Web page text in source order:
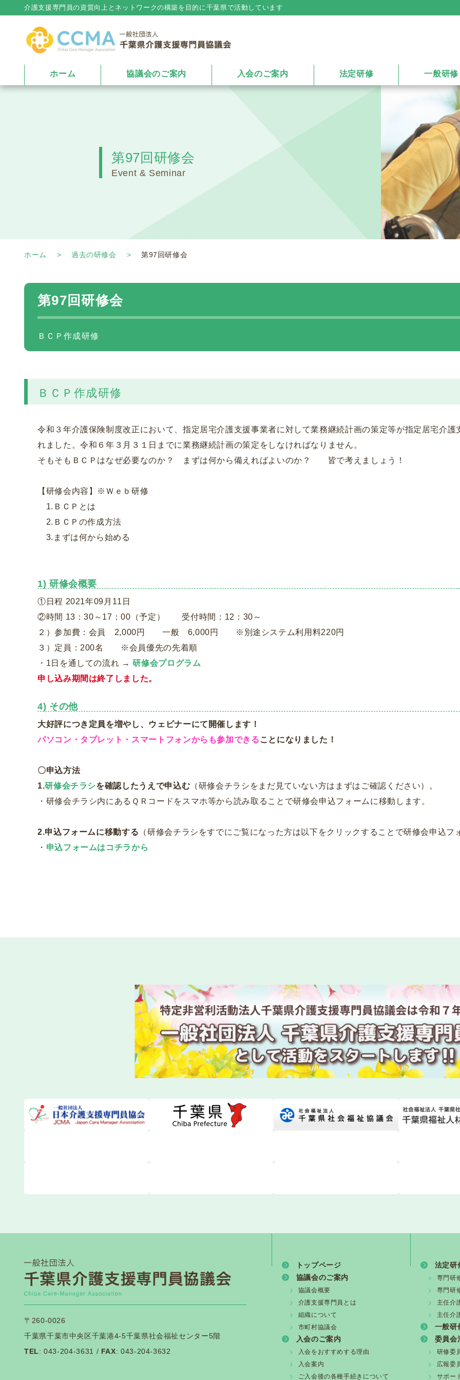
介護⽀援専⾨員の資質向上とネットワークの構築を⽬的に千葉県で活動しています
ホーム 協議会のご案内 入会のご案内 法定研修 一般研修
第97回研修会
Event & Seminar
ホーム 過去の研修会 第97回研修会
第97回研修会
ＢＣＰ作成研修
ＢＣＰ作成研修
令和３年介護保険制度改正において、指定居宅介護支援事業者に対して業務継続計画の策定等が指定居宅介
れました。令和６年３月３１日までに業務継続計画の策定をしなければなりません。
そもそもＢＣＰはなぜ必要なのか？ まずは何から備えればよいのか？ 皆で考えましょう！
【研修会内容】※Ｗｅｂ研修
1.ＢＣＰとは
2.ＢＣＰの作成方法
3.まずは何から始める
1) 研修会概要
①日程 2021年09月11日
②時間 13：30～17：00（予定） 受付時間：12：30～
２）参加費：会員 2,000円 一般 6,000円 ※別途システム利用料220円
３）定員：200名 ※会員優先の先着順
・1日を通しての流れ →研修会プログラム
申し込み期間は終了しました。
4) その他
大好評につき定員を増やし、ウェビナーにて開催します！
パソコン・タブレット・スマートフォンからも参加できる ことになりました！
〇申込方法
1.研修会チラシを確認したうえで申込む （研修会チラシをまだ見ていない方はまずはご確認ください）。
・研修会チラシ内にあるＱＲコードをスマホ等から読み取ることで研修会申込フォームに移動します。
2.申込フォームに移動する （研修会チラシをすでにご覧になった方は以下をクリックすることで研修会申込フ
・ 申込フォームはコチラから
〒260-0026
千葉県千葉市中央区千葉港4-5千葉県社会福祉センター5階
TEL: 043-204-3631 / FAX: 043-204-3632
トップページ
協議会のご案内
協議会概要
介護支援専門員とは
組織について
市町村協議会
入会のご案内
入会をおすすめする理由
入会案内
ご入会後の各種手続きについて
法定研
専門研
専門研
主任介
主任介
一般研
委員会
研修委
広報委
サポー